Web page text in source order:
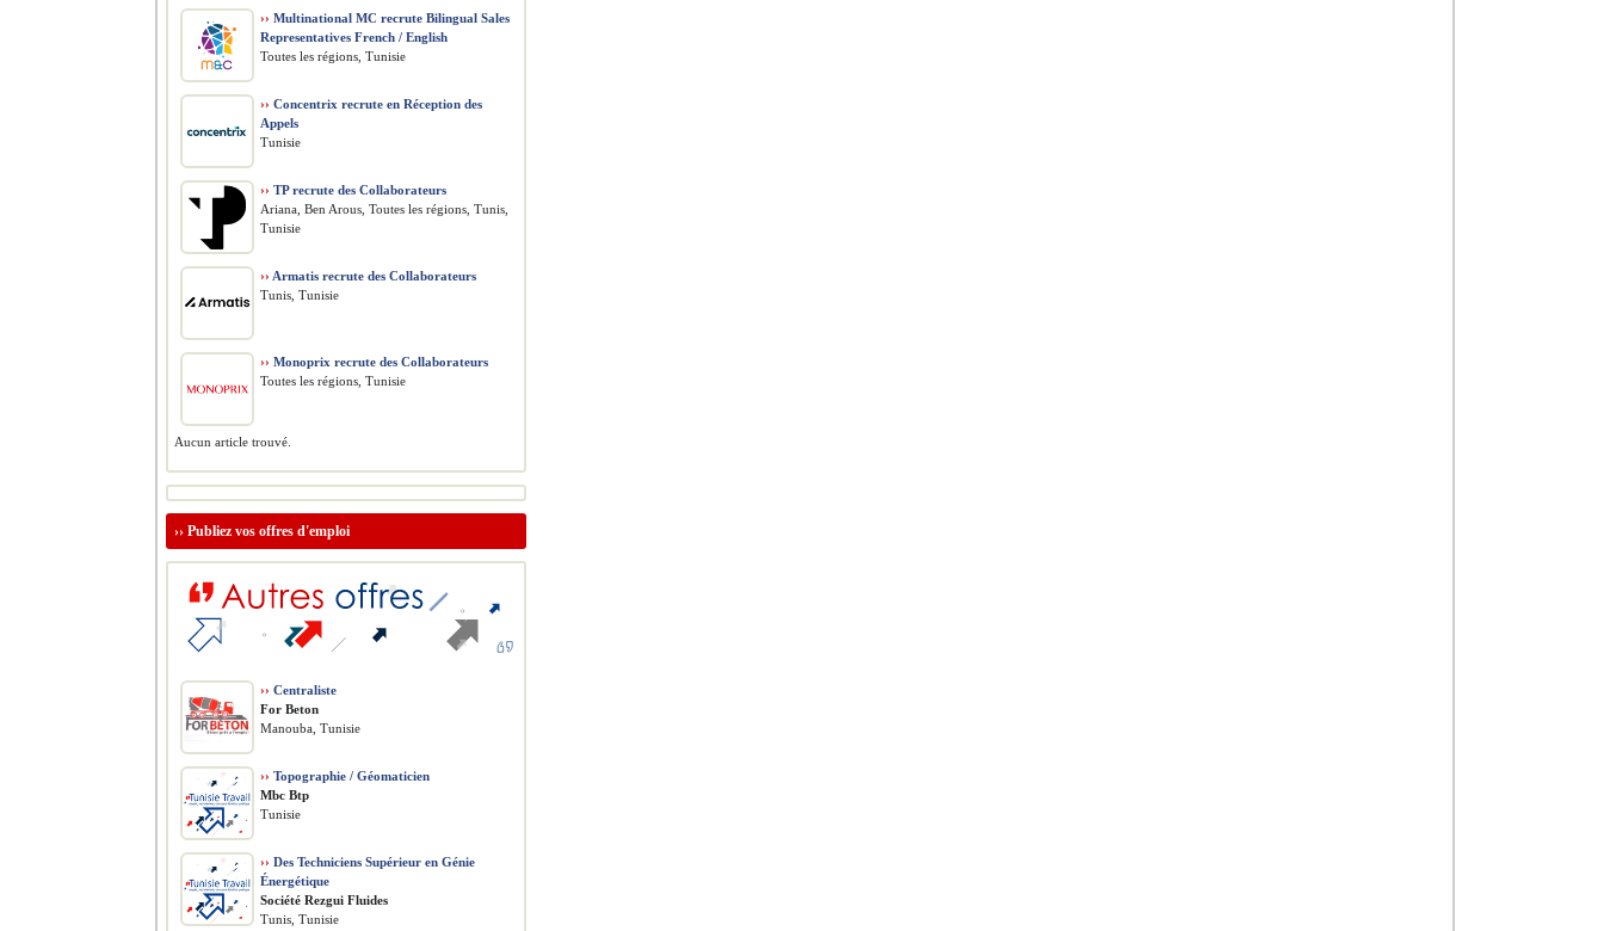
›› Multinational MC recrute Bilingual Sales
Representatives French / English
Toutes les régions, Tunisie
›› Concentrix recrute en Réception des
Appels
Tunisie
›› TP recrute des Collaborateurs
Ariana, Ben Arous, Toutes les régions, Tunis,
Tunisie
›› Armatis recrute des Collaborateurs
Tunis, Tunisie
›› Monoprix recrute des Collaborateurs
Toutes les régions, Tunisie
Aucun article trouvé.
›› Publiez vos offres d'emploi
›› Centraliste
For Beton
Manouba, Tunisie
›› Topographie / Géomaticien
Mbc Btp
Tunisie
›› Des Techniciens Supérieur en Génie
Énergétique
Société Rezgui Fluides
Tunis, Tunisie